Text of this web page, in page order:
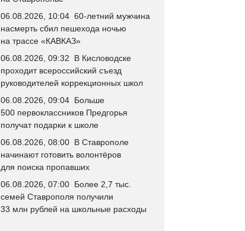
06.08.2026, 10:04 60-летний мужчина
насмерть сбил пешехода ночью
на трассе «КАВКАЗ»
06.08.2026, 09:32
В Кисловодске
проходит всероссийский съезд
руководителей коррекционных школ
06.08.2026, 09:04 Больше
500 первоклассников Предгорья
получат подарки к школе
06.08.2026, 08:00 В Ставрополе
начинают готовить волонтёров
для поиска пропавших
06.08.2026, 07:00 Более 2,7 тыс.
семей Ставрополя получили
33 млн рублей на школьные расходы